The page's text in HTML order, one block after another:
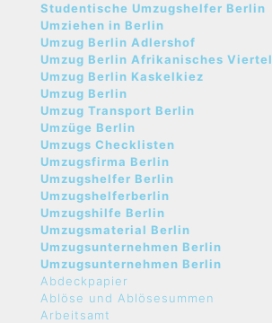
Studentische Umzugshelfer Berlin
Umziehen in Berlin
Umzug Berlin Adlershof
Umzug Berlin Afrikanisches Viertel
Umzug Berlin Kaskelkiez
Umzug Berlin
Umzug Transport Berlin
Umzüge Berlin
Umzugs Checklisten
Umzugsfirma Berlin
Umzugshelfer Berlin
Umzugshelferberlin
Umzugshilfe Berlin
Umzugsmaterial Berlin
Umzugsunternehmen Berlin
Umzugsunternehmen Berlin
Abdeckpapier
Ablöse und Ablösesummen
Arbeitsamt